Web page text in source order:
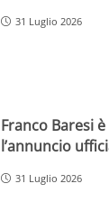
31 Luglio 2026
Franco Baresi
l’annuncio
31 Luglio 2026